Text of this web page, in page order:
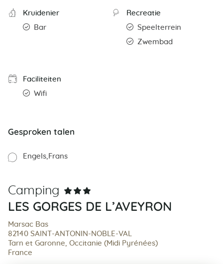
Kruidenier
Bar
Recreatie
Speelterrein
Zwembad
Faciliteiten
Wifi
Gesproken talen
Engels Frans
Camping
LES GORGES DE L’AVEYRON
Marsac Bas
82140 SAINT-ANTONIN-NOBLE-VAL
Tarn et Garonne, Occitanie (Midi Pyrénées)
France